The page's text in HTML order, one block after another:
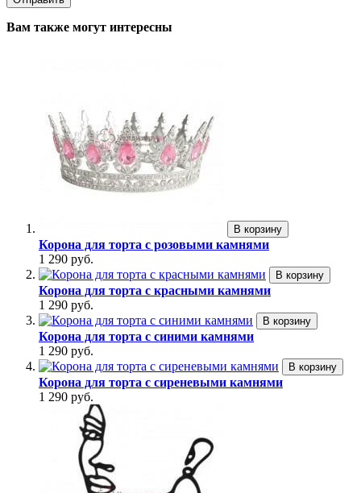
Вам также могут интересны
В корзину
Корона для торта с розовыми камнями
1 290 руб.
В корзину
Корона для торта с красными камнями
1 290 руб.
В корзину
Корона для торта с синими камнями
1 290 руб.
В корзину
Корона для торта с сиреневыми камнями
1 290 руб.